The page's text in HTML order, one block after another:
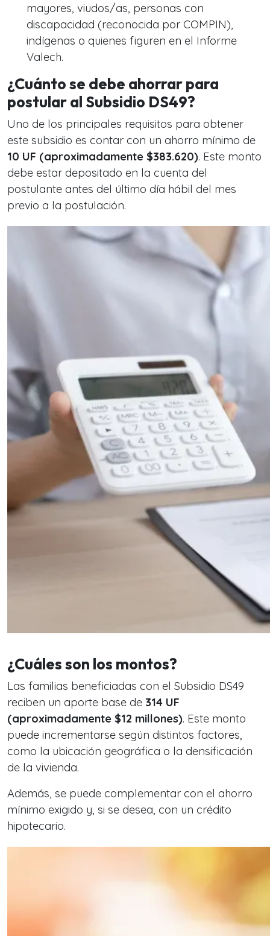
mayores, viudos/as, personas con
discapacidad (reconocida por COMPIN),
indígenas o quienes figuren en el Informe
Valech.
¿Cuánto se debe ahorrar para
postular al Subsidio DS49?
Uno de los principales requisitos para obtener
este subsidio es contar con un ahorro mínimo de
10 UF (aproximadamente $383.620). Este monto
debe estar depositado en la cuenta del
postulante antes del último día hábil del mes
previo a la postulación.
¿Cuáles son los montos?
Las familias beneficiadas con el Subsidio DS49
reciben un aporte base de 314 UF
(aproximadamente $12 millones). Este monto
puede incrementarse según distintos factores,
como la ubicación geográfica o la densificación
de la vivienda.
Además, se puede complementar con el ahorro
mínimo exigido y, si se desea, con un crédito
hipotecario.